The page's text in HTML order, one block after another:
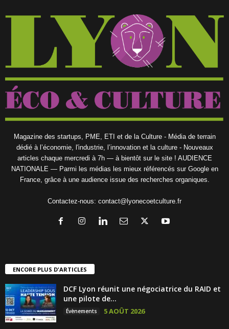
Magazine des startups, PME, ETI et de la Culture - Média de terrain
dédié à l’économie, l'industrie, l’innovation et la culture - Nouveaux
articles chaque mercredi à 7h — à bientôt sur le site ! AUDIENCE
NATIONALE — Parmi les médias les mieux référencés sur Google en
France, grâce à une audience issue des recherches organiques.
Contactez-nous: contact@lyonecoetculture.fr
ENCORE PLUS D'ARTICLES
DCF Lyon réunit une négociatrice du RAID et
une pilote de...
Évènements 5 AOÛT 2026